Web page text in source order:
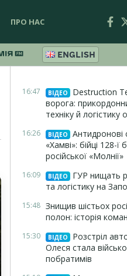
ПРО НАС
ENGLISH
16:47 ВІДЕО
Destruction
ворога:
техніку й логістику
16:26 ВІДЕО
Антидронові
«Хамві»: бійці 128-
російської «Молнії»
16:09 ВІДЕО
ГУР нищать
та логістику на
15:48 Знищив шістьох
полон: історія
15:30 ВІДЕО
Розстріл
Олеся стала
побратимів